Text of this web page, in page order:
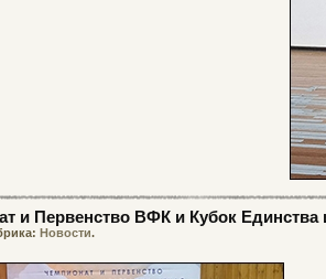
и Первенство ВФК и Кубок
Новости.